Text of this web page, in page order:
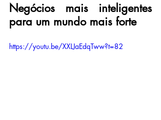
Negócios mais inteligentes
para um mundo mais forte
https://youtu.be/XXLJaEdqTww?t=82